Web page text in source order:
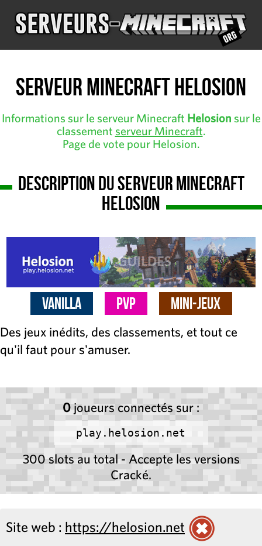
Serveur Minecraft Helosion
Informations sur le serveur Minecraft Helosion sur le
classement serveur Minecraft.
Page de vote pour Helosion.
Description du serveur Minecraft
Helosion
Vanilla PvP Mini-Jeux
Des jeux inédits, des classements, et tout ce
qu'il faut pour s'amuser.
0 joueurs connectés sur :
play.helosion.net
300 slots au total - Accepte les versions
Cracké.
Site web : https://helosion.net